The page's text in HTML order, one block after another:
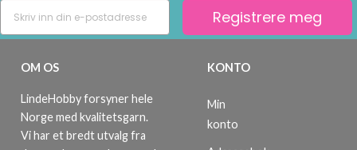
Registrere meg
OM OS
LindeHobby forsyner hele
Norge med kvalitetsgarn.
Vi har et bredt utvalg fra
KONTO
Min
konto